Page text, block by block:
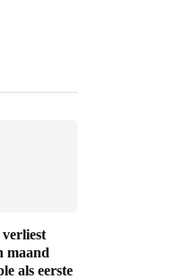
maand
als eerste